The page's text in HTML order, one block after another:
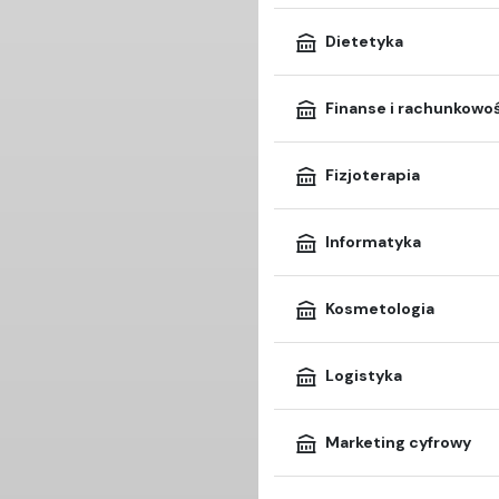
Dietetyka
Finanse i
Fizjoterapia
Informatyka
Kosmetologia
Logistyka
Marketing cyfrowy